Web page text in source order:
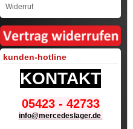
Widerruf
kunden-hotline
KONTAKT
05423 - 42733
info@mercedeslager.de